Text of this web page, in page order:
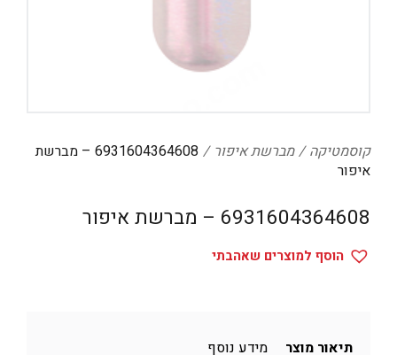
קוסמטיקה מברשת איפור
6931604364608 – מברשת
איפור
6931604364608 – מברשת איפור
הוסף למוצרים שאהבתי
תיאור מוצר מידע נוסף